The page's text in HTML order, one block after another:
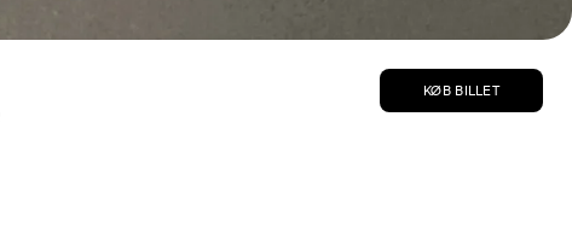
KØB BILLET